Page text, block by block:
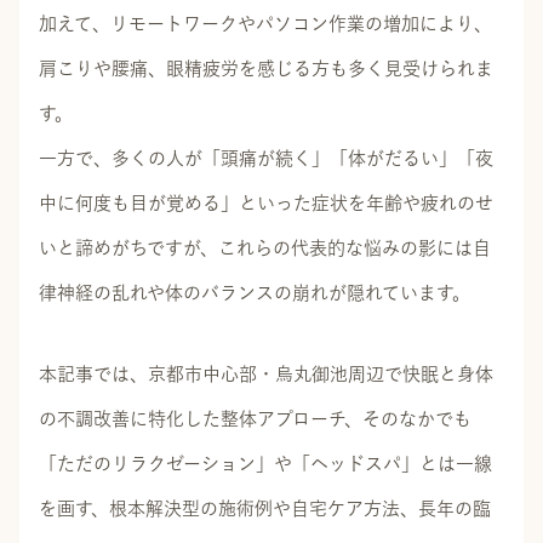
加えて、リモートワークやパソコン作業の増加により、
肩こりや腰痛、眼精疲労を感じる方も多く見受けられま
す。
一方で、多くの人が「頭痛が続く」「体がだるい」「夜
中に何度も目が覚める」といった症状を年齢や疲れのせ
いと諦めがちですが、これらの代表的な悩みの影には自
律神経の乱れや体のバランスの崩れが隠れています。
本記事では、京都市中心部・烏丸御池周辺で快眠と身体
の不調改善に特化した整体アプローチ、そのなかでも
「ただのリラクゼーション」や「ヘッドスパ」とは一線
を画す、根本解決型の施術例や自宅ケア方法、長年の臨